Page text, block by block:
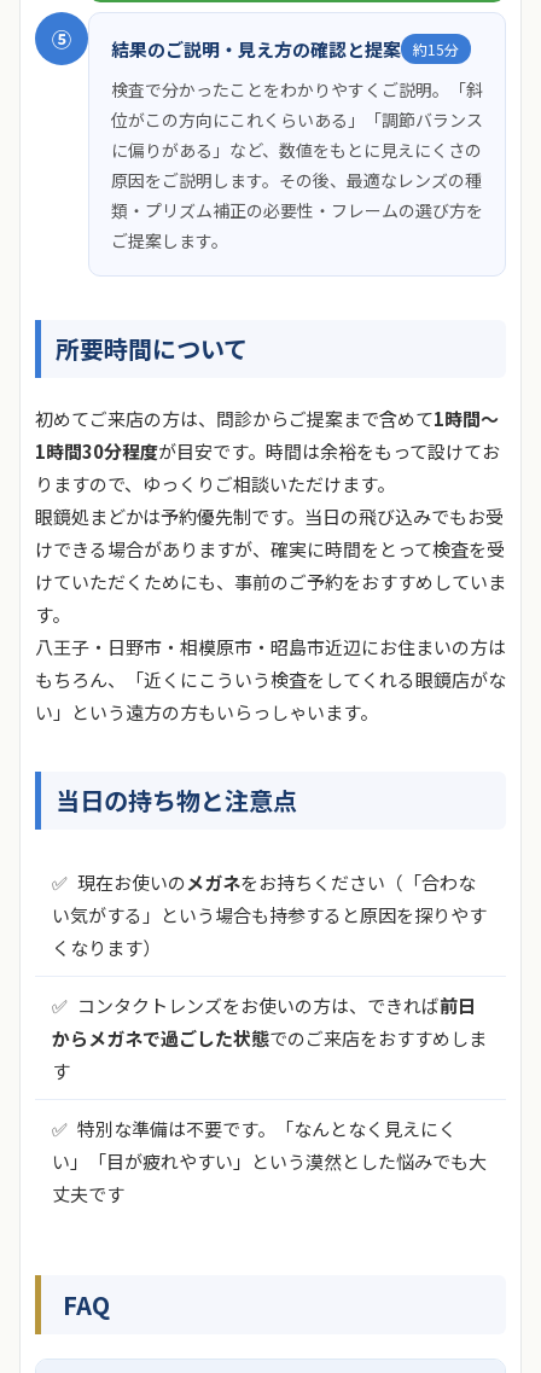
⑤ 結果のご説明・見え方の確認と提案 約15分
検査で分かったことをわかりやすくご説明。「斜
位がこの方向にこれくらいある」「調節バランス
に偏りがある」など、数値をもとに見えにくさの
原因をご説明します。その後、最適なレンズの種
類・プリズム補正の必要性・フレームの選び方を
ご提案します。
所要時間について
初めてご来店の方は、問診からご提案まで含めて1時間〜
1時間30分程度が目安です。時間は余裕をもって設けてお
りますので、ゆっくりご相談いただけます。
眼鏡処まどかは予約優先制です。当日の飛び込みでもお受
けできる場合がありますが、確実に時間をとって検査を受
けていただくためにも、事前のご予約をおすすめしていま
す。
八王子・日野市・相模原市・昭島市近辺にお住まいの方は
もちろん、「近くにこういう検査をしてくれる眼鏡店がな
い」という遠方の方もいらっしゃいます。
当日の持ち物と注意点
✅ 現在お使いのメガネをお持ちください（「合わな
い気がする」という場合も持参すると原因を探りやす
くなります）
✅ コンタクトレンズをお使いの方は、できれば前日
からメガネで過ごした状態でのご来店をおすすめしま
す
✅ 特別な準備は不要です。「なんとなく見えにく
い」「目が疲れやすい」という漠然とした悩みでも大
丈夫です
FAQ